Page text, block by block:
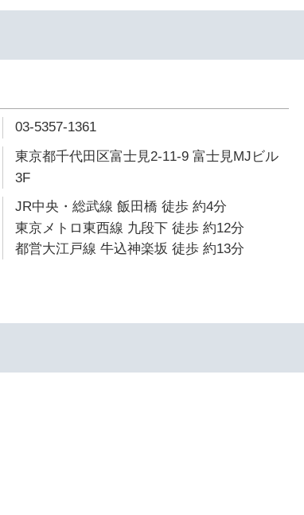
03-5357-1361
東京都千代田区富士見2-11-9 富士見MJビル
3F
JR中央・総武線 飯田橋 徒歩 約4分
東京メトロ東西線 九段下 徒歩 約12分
都営大江戸線 牛込神楽坂 徒歩 約13分